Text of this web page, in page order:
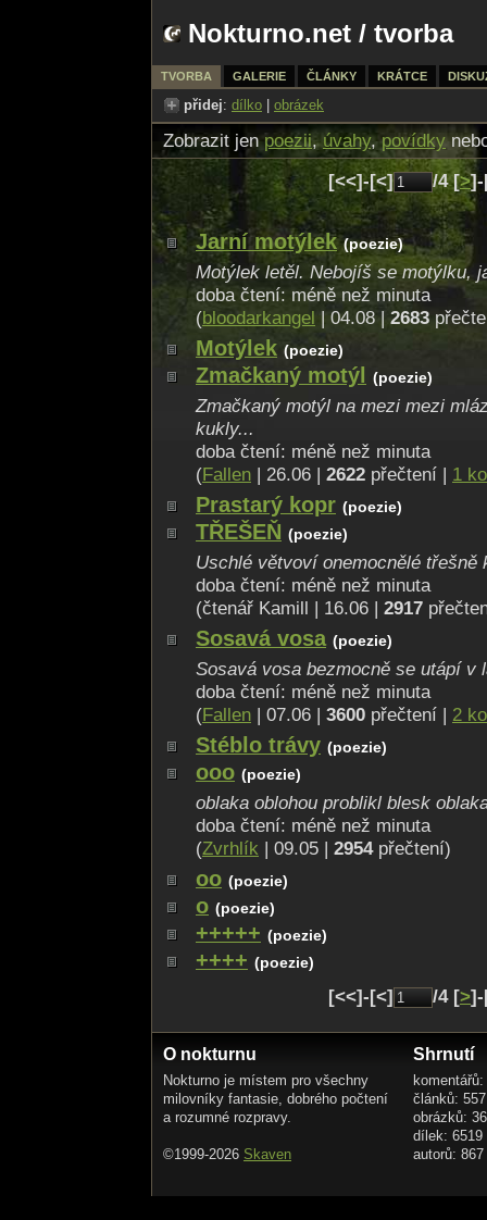
Nokturno.net / tvorba
TVORBA GALERIE ČLÁNKY KRÁTCE
přidej: dílko obrázek
Zobrazit jenpoezii,úvahy,povídky
[<<]-[<]
/4 [>
Jarní motýlek (poezie)
Motýlek letěl. Nebojíš se motýlku,
doba čtení: méně než minuta
(bloodarkangel | 04.08 | 2683
Motýlek (poezie)
Zmačkaný motýl (poezie)
Zmačkaný motýl na mezi mezi
kukly...
doba čtení: méně než minuta
(Fallen | 26.06 | 2622 přečtení | 1
Prastarý kopr (poezie)
TŘEŠEŇ (poezie)
Uschlé větvoví onemocnělé
doba čtení: méně než minuta
(čtenář Kamill | 16.06 | 2917
Sosavá vosa (poezie)
Sosavá vosa bezmocně se utápí v
doba čtení: méně než minuta
(Fallen | 07.06 | 3600 přečtení | 2
Stéblo trávy (poezie)
ooo (poezie)
oblaka oblohou problikl blesk
doba čtení: méně než minuta
(Zvrhlík | 09.05 | 2954přečtení)
oo (poezie)
o (poezie)
+++++ (poezie)
++++ (poezie)
[<<]-[<] /4 [>
O nokturnu
Nokturno je místem pro všechny
milovníky fantasie, dobrého počtení
a rozumné rozpravy.
©1999-2026 Skaven
Shrnutí
článků: 557
obrázků:
dílek: 6519
autorů: 867